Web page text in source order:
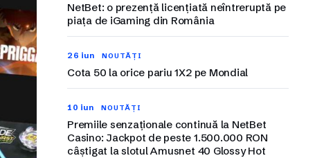
NetBet: o prezență licențiată neîntreruptă pe
piața de iGaming din România
26 iun NOUTĂȚI
Cota 50 la orice pariu 1X2 pe Mondial
10 iun NOUTĂȚI
Premiile senzaționale continuă la NetBet
Casino: Jackpot de peste 1.500.000 RON
câștigat la slotul Amusnet 40 Glossy Hot